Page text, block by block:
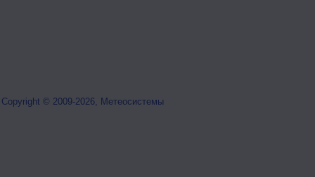
Copyright © 2009-2026, Метеосистемы